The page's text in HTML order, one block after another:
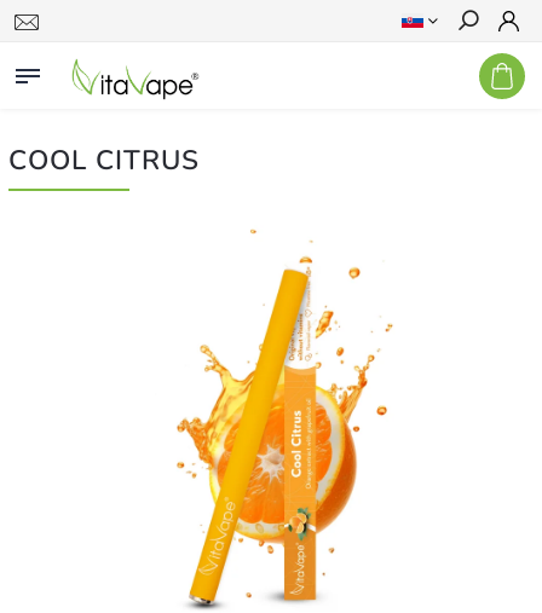
Hľadať
COOL CITRUS